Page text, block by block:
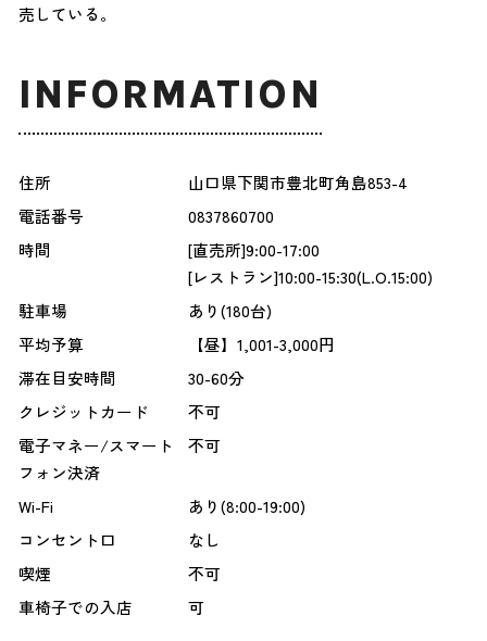
売している。
INFORMATION
住所
山口県下関市豊北町角島853-4
電話番号
0837860700
時間
[直売所]9:00-17:00
[レストラン]10:00-15:30(L.O.15:00)
駐車場
あり(180台)
平均予算
【昼】1,001-3,000円
滞在目安時間
30-60分
クレジットカード
不可
電子マネー/スマート
フォン決済
不可
Wi-Fi
あり(8:00-19:00)
コンセント口
なし
喫煙
不可
車椅子での入店
可